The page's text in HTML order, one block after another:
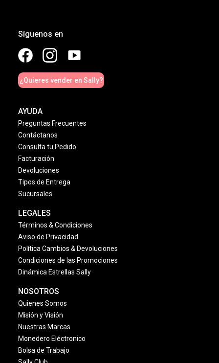
Síguenos en
¿Quieres vender en Sally?
AYUDA
Preguntas Frecuentes
Contáctanos
Consulta tu Pedido
Facturación
Devoluciones
Tipos de Entrega
Sucursales
LEGALES
Términos & Condiciones
Aviso de Privacidad
Política Cambios & Devoluciones
Condiciones de las Promociones
Dinámica Estrellas Sally
NOSOTROS
Quienes Somos
Misión y Visión
Nuestras Marcas
Monedero Eléctronico
Bolsa de Trabajo